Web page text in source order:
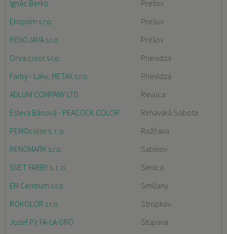
Ignác Berko
Prešov
Ekoprim s.r.o.
Prešov
RENOJAVA s.r.o.
Prešov
Orva color s.r.o.
Prievidza
Farby - Laky, METAX s.r.o.
Prievidza
ADLUNI COMPANY LTD.
Revúca
Estera Bánová - PEACOCK COLOR
Rimavská Sobota
PEMOcolor s. r. o.
Rožňava
RENOMARK s.r.o.
Sabinov
SVET FARBY s. r. o.
Senica
EM Centrum s.r.o.
Smižany
ROKOLOR s.r.o.
Stropkov
Jozef Pír FA-LA-DRO
Stupava